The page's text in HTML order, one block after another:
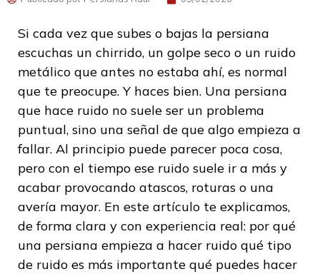
Si cada vez que subes o bajas la persiana
escuchas un chirrido, un golpe seco o un ruido
metálico que antes no estaba ahí, es normal
que te preocupe. Y haces bien. Una persiana
que hace ruido no suele ser un problema
puntual, sino una señal de que algo empieza a
fallar. Al principio puede parecer poca cosa,
pero con el tiempo ese ruido suele ir a más y
acabar provocando atascos, roturas o una
avería mayor. En este artículo te explicamos,
de forma clara y con experiencia real: por qué
una persiana empieza a hacer ruido qué tipo
de ruido es más importante qué puedes hacer